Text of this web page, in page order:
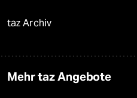
taz Archiv
Mehr taz Angebote